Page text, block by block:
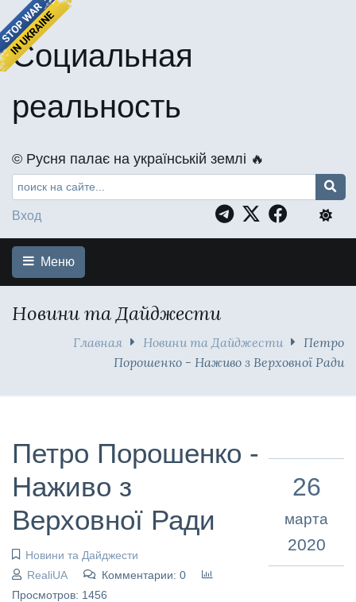
Социальная
реальность
©️ Русня палає на українській землі 🔥
Вход
Меню
Новини та Дайджести
Главная Новини та Дайджести
Петро
Порошенко - Наживо з Верховної Ради
Петро Порошенко -
Наживо з
Верховної Ради
Новини та Дайджести
RealiUA
Комментарии: 0
Просмотров: 1456
26
марта
2020